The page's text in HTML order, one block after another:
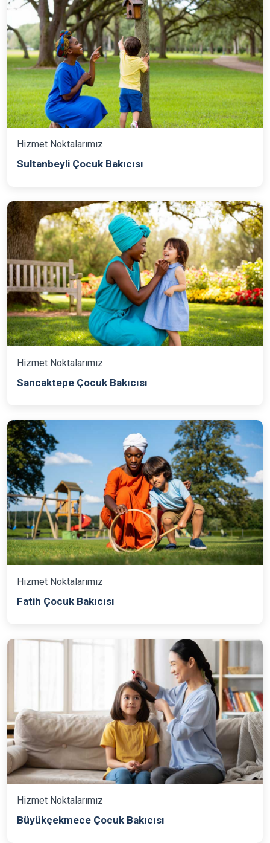
Hizmet Noktalarımız
Sultanbeyli Çocuk Bakıcısı
Hizmet Noktalarımız
Sancaktepe Çocuk Bakıcısı
Hizmet Noktalarımız
Fatih Çocuk Bakıcısı
Hizmet Noktalarımız
Büyükçekmece Çocuk Bakıcısı